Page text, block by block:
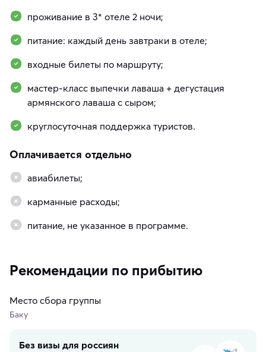
проживание в 3* отеле 2 ночи;
питание: каждый день завтраки в отеле;
входные билеты по маршруту;
мастер-класс выпечки лаваша + дегустация
армянского лаваша с сыром;
круглосуточная поддержка туристов.
Оплачивается отдельно
авиабилеты;
карманные расходы;
питание, не указанное в программе.
Рекомендации по прибытию
Место сбора группы
Баку
Без визы для россиян